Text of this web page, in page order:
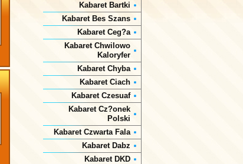
Kabaret Bartki
Kabaret Bes Szans
Kabaret Ceg?a
Kabaret Chwilowo
Kaloryfer
Kabaret Chyba
Kabaret Ciach
Kabaret Czesuaf
Kabaret Cz?onek
Polski
Kabaret Czwarta Fala
Kabaret Dabz
Kabaret DKD